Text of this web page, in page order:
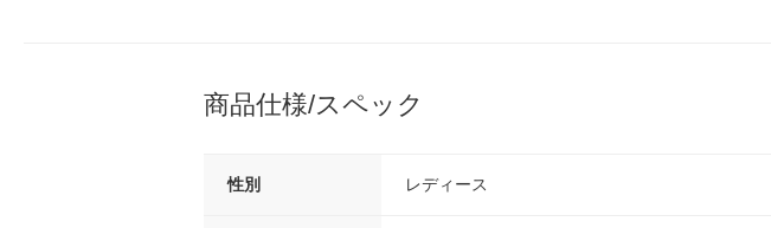
商品仕様/スペック
性別 レディース